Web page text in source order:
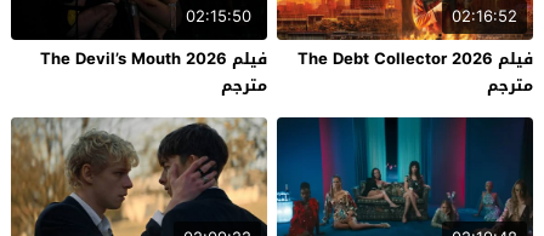
02:16:52
فيلم The Debt Collector 2026
مترجم
02:15:50
فيلم The Devil’s Mouth 2026
مترجم